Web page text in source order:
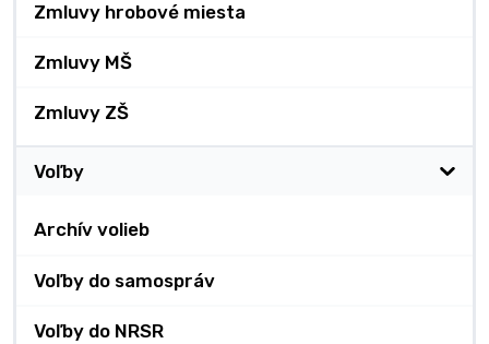
Zmluvy hrobové miesta
Zmluvy MŠ
Zmluvy ZŠ
Voľby
Archív volieb
Voľby do samospráv
Voľby do NRSR